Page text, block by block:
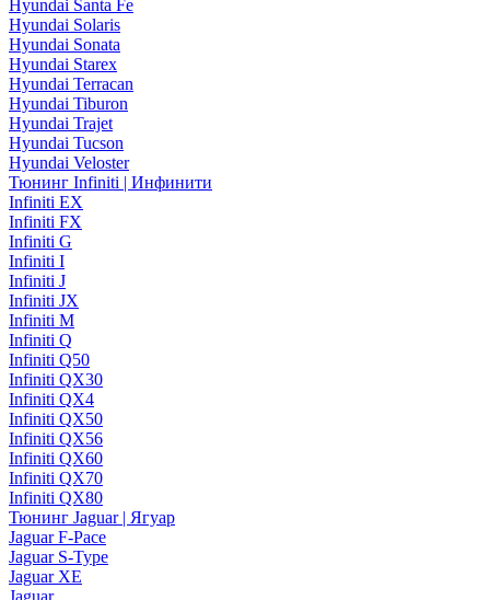
Hyundai Santa Fe
Hyundai Solaris
Hyundai Sonata
Hyundai Starex
Hyundai Terracan
Hyundai Tiburon
Hyundai Trajet
Hyundai Tucson
Hyundai Veloster
Тюнинг Infiniti | Инфинити
Infiniti EX
Infiniti FX
Infiniti G
Infiniti I
Infiniti J
Infiniti JX
Infiniti M
Infiniti Q
Infiniti Q50
Infiniti QX30
Infiniti QX4
Infiniti QX50
Infiniti QX56
Infiniti QX60
Infiniti QX70
Infiniti QX80
Тюнинг Jaguar | Ягуар
Jaguar F-Pace
Jaguar S-Type
Jaguar XE
Jaguar